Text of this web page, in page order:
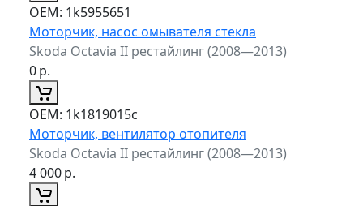
ОЕМ: 1k5955651
Моторчик, насос омывателя стекла
Skoda Octavia II рестайлинг (2008—2013)
0р.
ОЕМ: 1k1819015c
Моторчик, вентилятор отопителя
Skoda Octavia II рестайлинг (2008—2013)
4 000р.